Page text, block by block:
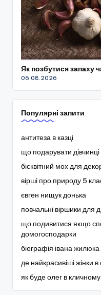
Як позбутися запаху
06.08.2026
Популярні запити
антитеза в казці
що подарувати
бісквітний мох для
вірші про природу 5
євген нищук донька
повчальні віршики для
що подивитися якщо
домогосподарки
біографія івана жилюка
де найкрасивіші жінки в
як буде олег в кличному